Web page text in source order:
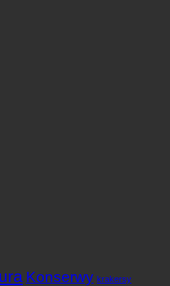
Konserwy krakersy